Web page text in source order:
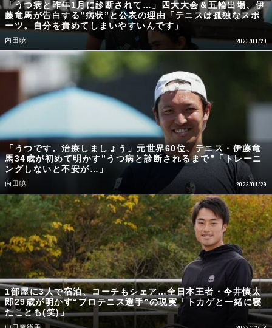
「うつ病と昨年1月に診断されて…」四大大会＆五輪出場、伊
藤竜馬が告白する”病状”と公表の理由「テニスは孤独なスポ
ーツ。自分を責めてしまいやすいんです」
内田暁 2023/01/29
「うつです。治療しましょう」元世界60位、テニス・伊藤竜
馬34歳が初めて明かす”うつ病と診断されるまで”「トレーニ
ングしないと不安が…」
内田暁 2023/01/29
1部屋に3人で宿泊、コーチもシェア…全日本王者・今井慎太
郎29歳が明かす“プロテニス選手”の現実「トカゲと一緒に寝
たことも(笑)」